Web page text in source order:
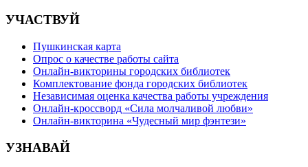
УЧАСТВУЙ
Пушкинская карта
Опрос о качестве работы сайта
Онлайн-викторины городских библиотек
Комплектование фонда городских библиотек
Независимая оценка качества работы учреждения
Онлайн-кроссворд «Сила молчаливой любви»
Онлайн-викторина «Чудесный мир фэнтези»
УЗНАВАЙ